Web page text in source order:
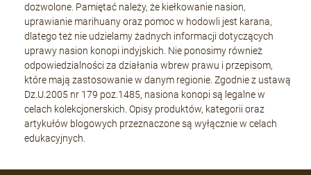
dozwolone. Pamiętać należy, że kiełkowanie nasion,
uprawianie marihuany oraz pomoc w hodowli jest karana,
dlatego też nie udzielamy żadnych informacji dotyczących
uprawy nasion konopi indyjskich. Nie ponosimy również
odpowiedzialności za działania wbrew prawu i przepisom,
które mają zastosowanie w danym regionie. Zgodnie z ustawą
Dz.U.2005 nr 179 poz.1485, nasiona konopi są legalne w
celach kolekcjonerskich. Opisy produktów, kategorii oraz
artykułów blogowych przeznaczone są wyłącznie w celach
edukacyjnych.